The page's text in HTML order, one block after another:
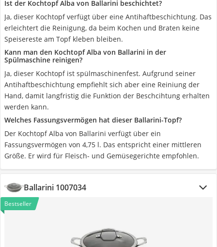
Ist der Kochtopf Alba von Ballarini beschichtet?
Ja, dieser Kochtopf verfügt über eine Antihaftbeschichtung. Das
erleichtert die Reinigung, da beim Kochen und Braten keine
Speisereste am Topf kleben bleiben.
Kann man den Kochtopf Alba von Ballarini in der
Spülmaschine reinigen?
Ja, dieser Kochtopf ist spülmaschinenfest. Aufgrund seiner
Antihaftbeschichtung empfiehlt sich aber eine Reiniung der
Hand, damit langfristig die Funktion der Beschcihtung erhalten
werden kann.
Welches Fassungsvermögen hat dieser Ballarini-Topf?
Der Kochtopf Alba von Ballarini verfügt über ein
Fassungsvermögen von 4,75 l. Das entspricht einer mittleren
Größe. Er wird für Fleisch- und Gemüsegerichte empfohlen.
Ballarini 1007034
Bestseller